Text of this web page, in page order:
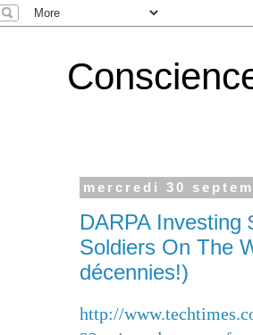
mercredi 30
DARPA Investing
Soldiers On The
décennies!)
http://